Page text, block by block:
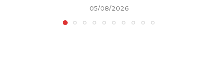
05/08/2026